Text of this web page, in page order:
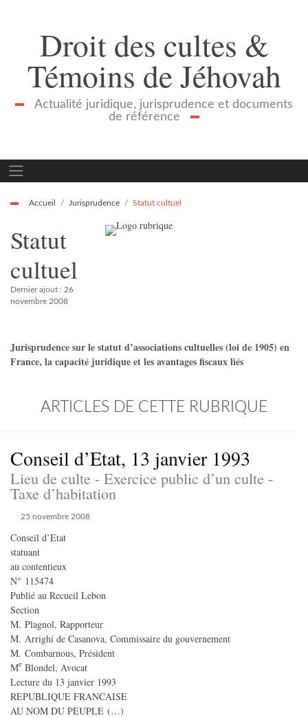
Droit des cultes &
Témoins de Jéhovah
Actualité juridique, jurisprudence et documents
de référence
Accueil Jurisprudence Statut cultuel
Statut
cultuel
Dernier ajout : 26
novembre 2008
Jurisprudence sur le statut d’associations cultuelles (loi de 1905) en
France, la capacité juridique et les avantages fiscaux liés
ARTICLES DE CETTE RUBRIQUE
Conseil d’Etat, 13 janvier 1993
Lieu de culte - Exercice public d’un culte -
Taxe d’habitation
25 novembre 2008
Conseil d’Etat
statuant
au contentieux
N° 115474
Publié au Recueil Lebon
Section
M. Plagnol, Rapporteur
M. Arrighi de Casanova, Commissaire du gouvernement
M. Combarnous, Président
Me Blondel, Avocat
Lecture du 13 janvier 1993
REPUBLIQUE FRANCAISE
AU NOM DU PEUPLE (…)